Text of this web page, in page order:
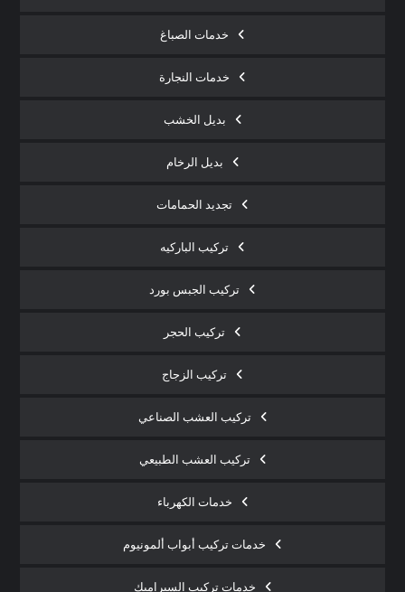
خدمات الصباغ
خدمات النجارة
بديل الخشب
بديل الرخام
تجديد الحمامات
تركيب الباركيه
تركيب الجبس بورد
تركيب الحجر
تركيب الزجاج
تركيب العشب الصناعي
تركيب العشب الطبيعي
خدمات الكهرباء
خدمات تركيب أبواب ألمونيوم
خدمات تركيب السيراميك